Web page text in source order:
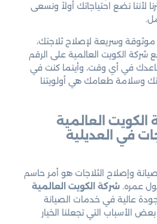
لأننا نضع احتياجاتك أولاً ونسعى
وسريعة لإصلاح ثلاجتك،
شركة الكويت العالمية على الرقم
في أي وقت، وأينما كنت في
وسلامة طعامك هي أولويتنا
الكويت العالمية
في العديلية
وإصلاح الثلاجات هو أمر حاسم
عمره. شركة الكويت العالمية
عالية في خدمات الصيانة
الأسباب التي تجعلنا الخيار